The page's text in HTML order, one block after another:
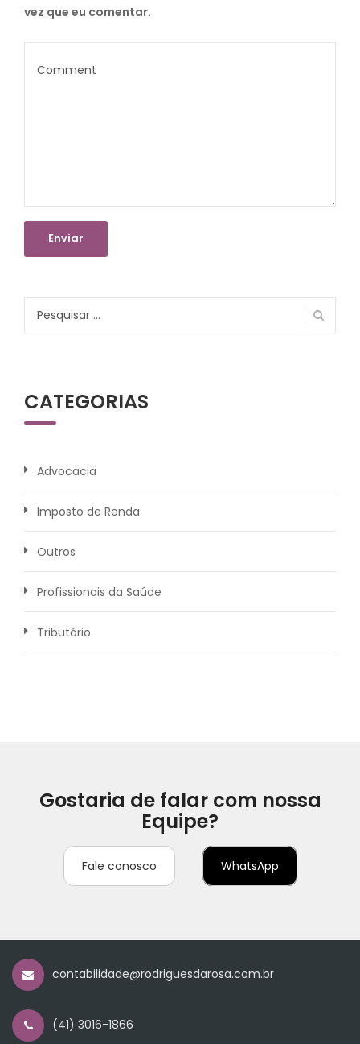
vez que eu comentar.
CATEGORIAS
Advocacia
Imposto de Renda
Outros
Profissionais da Saúde
Tributário
Gostaria de falar com nossa
Equipe?
Fale conosco WhatsApp
contabilidade@rodriguesdarosa.com.br
(41) 3016-1866